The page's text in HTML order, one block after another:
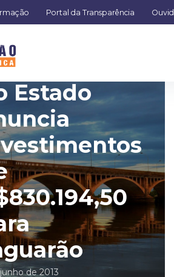
Portal da Transparência
Estado
de 2013